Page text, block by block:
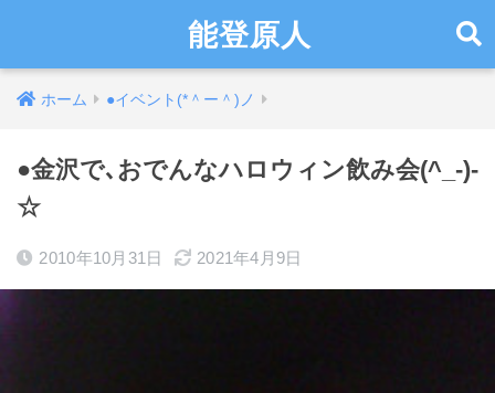
能登原人
ホーム ●イベント(*＾ー＾)ノ
●金沢で､おでんなハロウィン飲み会(^_-)-
☆
2010年10月31日 2021年4月9日